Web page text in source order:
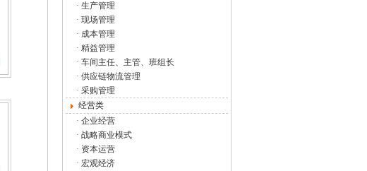
· 生产管理
· 现场管理
· 成本管理
· 精益管理
· 车间主任、主管、班组长
· 供应链物流管理
· 采购管理
经营类
· 企业经营
· 战略商业模式
· 资本运营
· 宏观经济